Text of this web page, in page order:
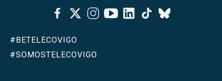
FacebookTwitterInstagramYoutubeLinkedinTiktok
Bluesky
#BETELECOVIGO
#SOMOSTELECOVIGO